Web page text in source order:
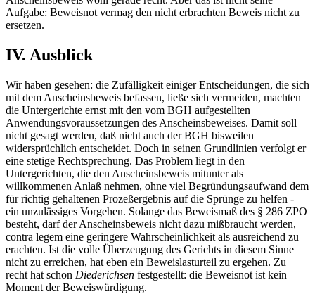
Aufgabe: Beweisnot vermag den nicht erbrachten Beweis nicht zu
ersetzen.
IV. Ausblick
Wir haben gesehen: die Zufälligkeit einiger Entscheidungen, die sich
mit dem Anscheinsbeweis befassen, ließe sich vermeiden, machten
die Untergerichte ernst mit den vom BGH aufgestellten
Anwendungsvoraussetzungen des Anscheinsbeweises. Damit soll
nicht gesagt werden, daß nicht auch der BGH bisweilen
widersprüchlich entscheidet. Doch in seinen Grundlinien verfolgt er
eine stetige Rechtsprechung. Das Problem liegt in den
Untergerichten, die den Anscheinsbeweis mitunter als
willkommenen Anlaß nehmen, ohne viel Begründungsaufwand dem
für richtig gehaltenen Prozeßergebnis auf die Sprünge zu helfen -
ein unzulässiges Vorgehen. Solange das Beweismaß des § 286 ZPO
besteht, darf der Anscheinsbeweis nicht dazu mißbraucht werden,
contra legem eine geringere Wahrscheinlichkeit als ausreichend zu
erachten. Ist die volle Überzeugung des Gerichts in diesem Sinne
nicht zu erreichen, hat eben ein Beweislasturteil zu ergehen. Zu
recht hat schon Diederichsen festgestellt: die Beweisnot ist kein
Moment der Beweiswürdigung.